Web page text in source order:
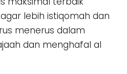
lebih istiqomah dan
menerus dalam
dan menghafal al